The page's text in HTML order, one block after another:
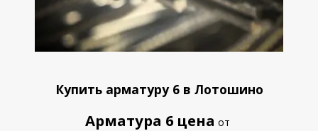
Купить арматуру 6 в Лотошино
Арматура 6 цена от